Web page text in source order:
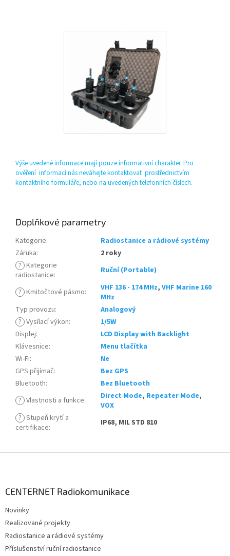
Výše uvedené informace mají pouze informativní charakter. Pro
ověření informací nás neváhejte kontaktovat prostřednictvím
kontaktního formuláře, nebo na uvedených telefonních číslech.
Doplňkové parametry
Kategorie:
Radiostanice a rádiové systémy
Záruka:
2 roky
? Kategorie
radiostanice: Ruční (Portable)
? Kmitočtové pásmo: VHF 136 - 174 MHz, VHF Marine 160
MHz
Typ provozu:
Analogový
? Vysílací výkon:
1/5W
Displej:
LCD Display with Backlight
Klávesnice:
Menu tlačítka
Wi-Fi:
Ne
GPS přijímač:
Bez GPS
Bluetooth:
Bez Bluetooth
? Vlastnosti a funkce: Direct Mode, Repeater Mode,
VOX
? Stupeň krytí a
certifikace: IP68, MIL STD 810
CENTERNET Radiokomunikace
Novinky
Realizované projekty
Radiostanice a rádiové systémy
Příslušenství ruční radiostanice